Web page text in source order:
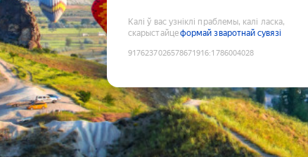
Калі ў вас узніклі праблемы, калі ласка,
скарыстайцеформай зваротнай сувязі
9176237026578671916:1786004028